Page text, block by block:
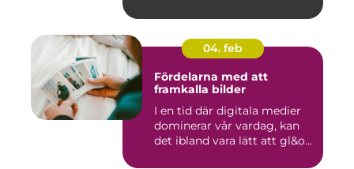
04. feb
Fördelarna med att
framkalla bilder
I en tid där digitala medier
dominerar vår vardag, kan
det ibland vara lätt att gl&o...